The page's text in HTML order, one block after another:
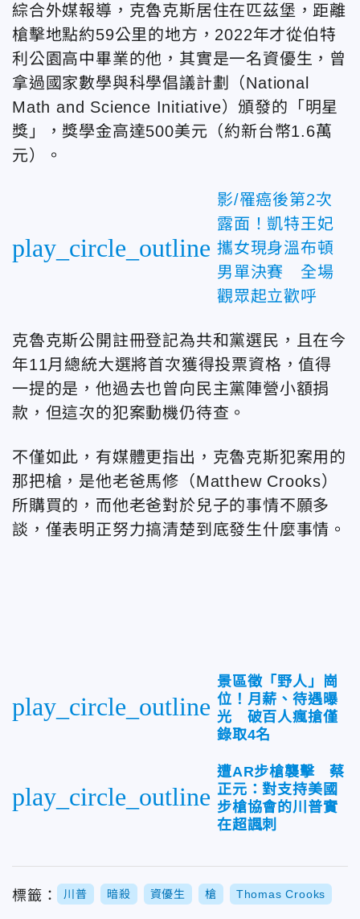
綜合外媒報導，克魯克斯居住在匹茲堡，距離
槍擊地點約59公里的地方，2022年才從伯特
利公園高中畢業的他，其實是一名資優生，曾
拿過國家數學與科學倡議計劃（National
Math and Science Initiative）頒發的「明星
獎」，獎學金高達500美元（約新台幣1.6萬
元）。
play_circle_outline
影/罹癌後第2次
露面！凱特王妃
攜女現身溫布頓
男單決賽 全場
觀眾起立歡呼
克魯克斯公開註冊登記為共和黨選民，且在今
年11月總統大選將首次獲得投票資格，值得
一提的是，他過去也曾向民主黨陣營小額捐
款，但這次的犯案動機仍待查。
不僅如此，有媒體更指出，克魯克斯犯案用的
那把槍，是他老爸馬修（Matthew Crooks）
所購買的，而他老爸對於兒子的事情不願多
談，僅表明正努力搞清楚到底發生什麼事情。
play_circle_outline
景區徵「野人」崗
位！月薪、待遇曝
光 破百人瘋搶僅
錄取4名
play_circle_outline
遭AR步槍襲擊 蔡
正元：對支持美國
步槍協會的川普實
在超諷刺
標籤： 川普 暗殺 資優生 槍 Thomas Crooks